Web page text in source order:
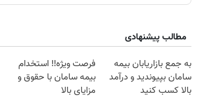
مطالب پیشنهادی
به جمع بازاریابان بیمه
سامان بپیوندید و درآمد
بالا کسب کنید
فرصت ویژه‼️ استخدام
بیمه سامان با حقوق و
مزایای بالا